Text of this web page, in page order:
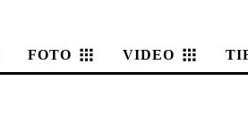
FOTO VIDEO